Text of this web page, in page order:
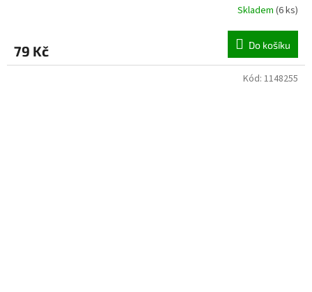
Skladem (6 ks)
79 Kč Do košíku
Kód: 1148255